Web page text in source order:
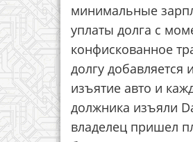
минимальные
уплаты долга с
конфискованное
долгу добавляется
изъятие авто и
должника изъяли
владелец пришел